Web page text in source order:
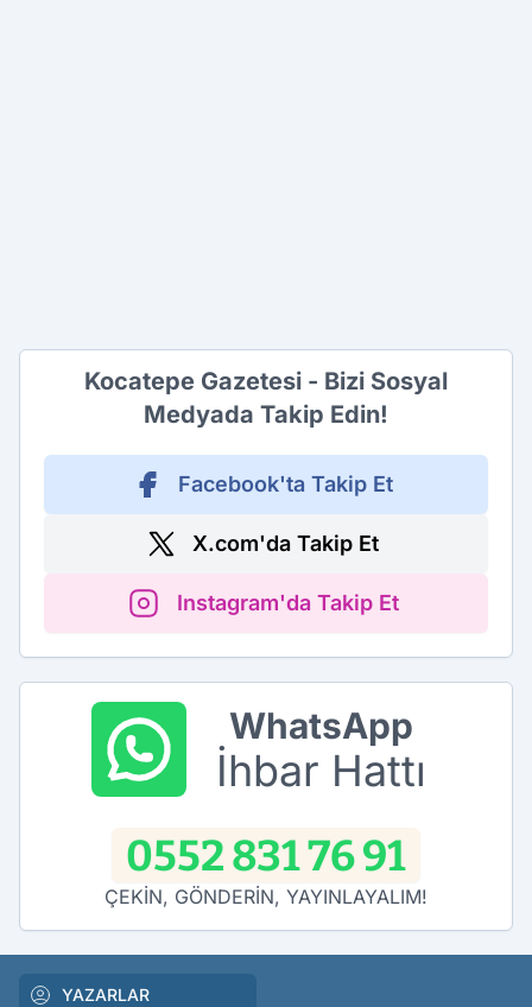
Kocatepe Gazetesi - Bizi Sosyal
Medyada Takip Edin!
Facebook'ta Takip Et
X.com'da Takip Et
Instagram'da Takip Et
WhatsApp
İhbar Hattı
0552 831 76 91
ÇEKİN, GÖNDERİN, YAYINLAYALIM!
YAZARLAR